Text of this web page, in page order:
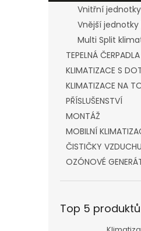
Vnitřní
Vnější
Multi Split
TEPELNÁ ČERPADLA
KLIMATIZACE S
KLIMATIZACE NA
PŘÍSLUŠENSTVÍ
MONTÁŽ
MOBILNÍ
ČISTIČKY VZDUCHU
OZÓNOVÉ
Top 5 produktů